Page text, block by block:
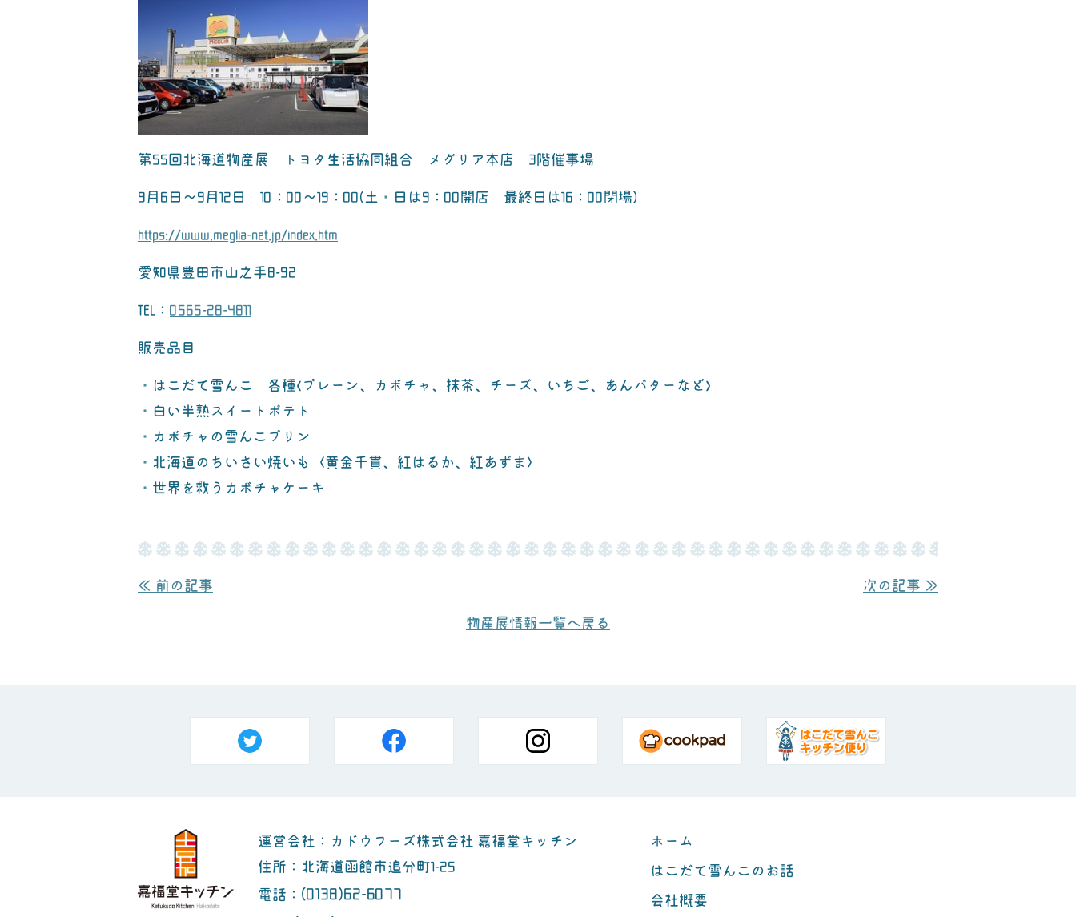
第55回北海道物産展 トヨタ生活協同組合 メグリア本店 3階催事場
9月6日～9月12日 10：00～19：00(土・日は9：00開店 最終日は16：00閉場)
https://www.meglia-net.jp/index.htm
愛知県豊田市山之手8-92
TEL： 0565-28-4811
販売品目
・はこだて雪んこ 各種<プレーン、カボチャ、抹茶、チーズ、いちご、あんバターなど>
・白い半熟スイートポテト
・カボチャの雪んこプリン
・北海道のちいさい焼いも〈黄金千貫、紅はるか、紅あずま〉
・世界を救うカボチャケーキ
≪ 前の記事 次の記事 ≫
物産展情報一覧へ戻る
ホーム
はこだて雪んこ のお話
会社概要
運営会社：カドウフーズ株式会社 嘉福堂キッチン
住所：北海道函館市追分町1-25
電話： (0138)62-6077